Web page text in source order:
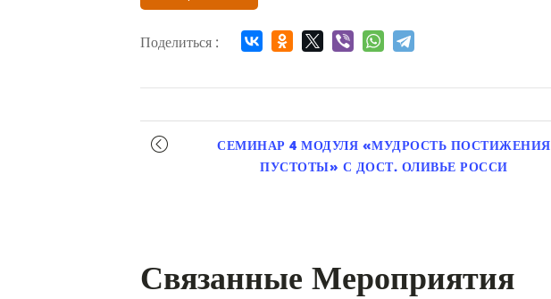
Поделиться :
Мероприятие
навигация
СЕМИНАР 4 МОДУЛЯ «МУДРОСТЬ ПОСТИЖЕНИЯ
ПУСТОТЫ» С ДОСТ. ОЛИВЬЕ РОССИ
Связанные Мероприятия